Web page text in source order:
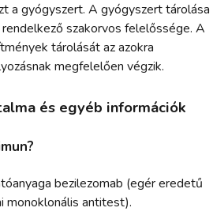
a gyógyszert. A gyógyszert tárolása
szakorvos felelőssége. A
tárolását az azokra
megfelelően végzik.
és egyéb információk
bezilezomab (egér eredetű
monoklonális antitest).